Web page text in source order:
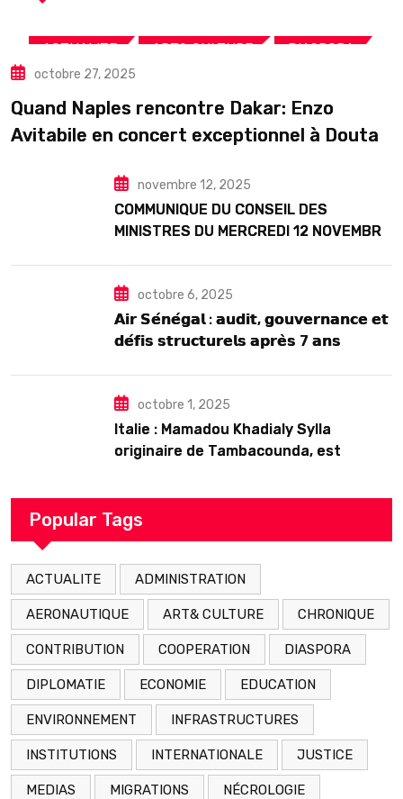
ACTUALITE ART& CULTURE DIASPORA
TOURISME
octobre 27, 2025
Quand Naples rencontre Dakar: Enzo
Avitabile en concert exceptionnel à Douta
novembre 12, 2025
COMMUNIQUE DU CONSEIL DES
MINISTRES DU MERCREDI 12 NOVEMBRE
octobre 6, 2025
𝗔𝗶𝗿 𝗦𝗲́𝗻𝗲́𝗴𝗮𝗹 : 𝗮𝘂𝗱𝗶𝘁, 𝗴𝗼𝘂𝘃𝗲𝗿𝗻𝗮𝗻𝗰𝗲 𝗲𝘁
𝗱𝗲́𝗳𝗶𝘀 𝘀𝘁𝗿𝘂𝗰𝘁𝘂𝗿𝗲𝗹𝘀 𝗮𝗽𝗿𝗲̀𝘀 7 𝗮𝗻𝘀
octobre 1, 2025
Italie : Mamadou Khadialy Sylla
originaire de Tambacounda, est
arrestation
Popular Tags
ACTUALITE ADMINISTRATION
AERONAUTIQUE ART& CULTURE CHRONIQUE
CONTRIBUTION COOPERATION DIASPORA
DIPLOMATIE ECONOMIE EDUCATION
ENVIRONNEMENT INFRASTRUCTURES
INSTITUTIONS INTERNATIONALE JUSTICE
MEDIAS MIGRATIONS NÉCROLOGIE